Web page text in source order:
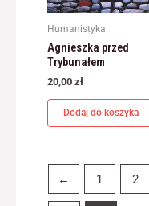
Humanistyka
Agnieszka przed
Trybunałem
20,00zł
Dodaj do koszyka
← 1 2